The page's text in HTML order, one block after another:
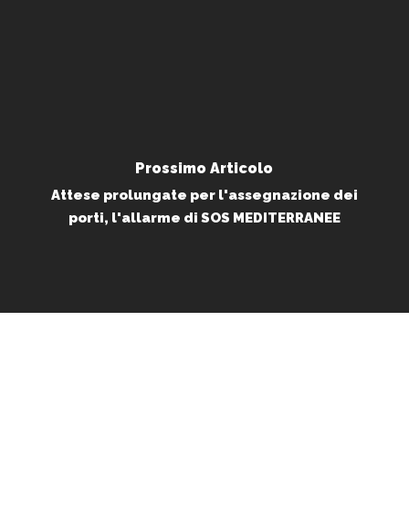
Prossimo Articolo
Attese prolungate per l'assegnazione dei
porti, l'allarme di SOS MEDITERRANEE